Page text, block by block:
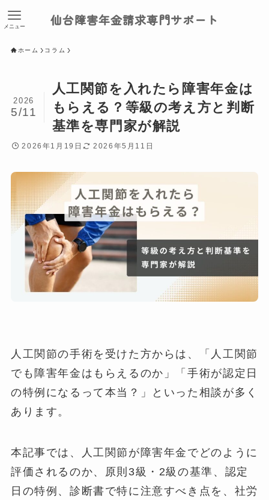
仙台障害年金請求専門サポート
メニュー
ホーム コラム
人工関節を入れたら障害年金は
もらえる？等級の考え方と判断
基準を専門家が解説
2026
5/11
2026年1月19日 2026年5月11日
人工関節の手術を受けた方からは、「人工関節
でも障害年金はもらえるのか」「手術が認定日
の特例になるって本当？」といった相談が多く
あります。
本記事では、人工関節が障害年金でどのように
評価されるのか、原則3級・2級の基準、認定
日の特例、診断書で特に注意すべき点を、社労